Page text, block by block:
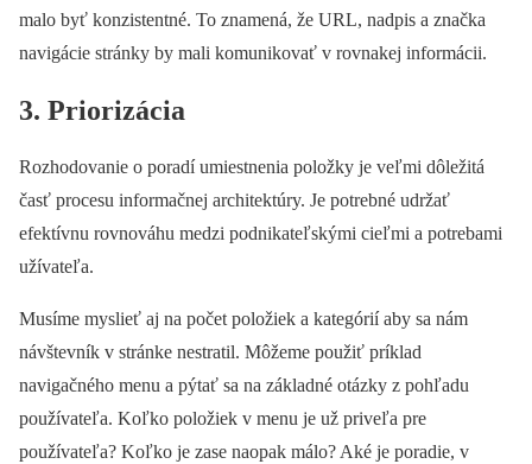
malo byť konzistentné. To znamená, že URL, nadpis a značka
navigácie stránky by mali komunikovať v rovnakej informácii.
3. Priorizácia
Rozhodovanie o poradí umiestnenia položky je veľmi dôležitá
časť procesu informačnej architektúry. Je potrebné udržať
efektívnu rovnováhu medzi podnikateľskými cieľmi a potrebami
užívateľa.
Musíme myslieť aj na počet položiek a kategórií aby sa nám
návštevník v stránke nestratil. Môžeme použiť príklad
navigačného menu a pýtať sa na základné otázky z pohľadu
používateľa. Koľko položiek v menu je už priveľa pre
používateľa? Koľko je zase naopak málo? Aké je poradie, v